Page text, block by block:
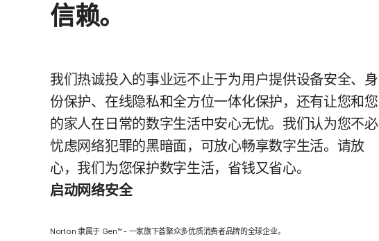
信赖。
我们热诚投入的事业远不止于为用户提供设备安全、身
份保护、在线隐私和全方位一体化保护，还有让您和您
的家人在日常的数字生活中安心无忧。我们认为您不必
忧虑网络犯罪的黑暗面，可放心畅享数字生活。请放
心，我们为您保护数字生活，省钱又省心。
启动网络安全
Norton 隶属于 Gen™ - 一家旗下荟聚众多优质消费者品牌的全球企业。